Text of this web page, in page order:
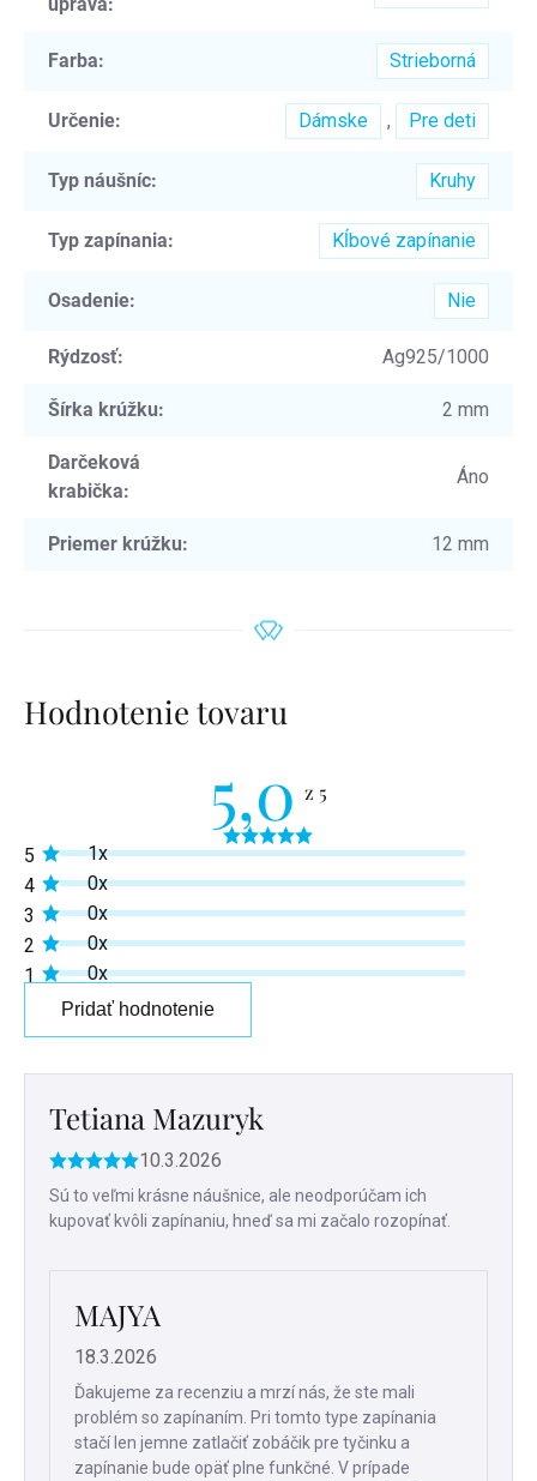
úprava:
Farba: Strieborná
Určenie: Dámske , Pre deti
Typ náušníc: Kruhy
Typ zapínania: Kĺbové zapínanie
Osadenie: Nie
Rýdzosť: Ag925/1000
Šírka krúžku: 2 mm
Darčeková
krabička:
Áno
Priemer krúžku: 12 mm
Hodnotenie tovaru
5,0
Priemerné
hodnotenie
produktu
5,0
z
hviezdičiek.
5
1x
4
0x
3
0x
2
0x
1
0x
Pridať hodnotenie
Tetiana Mazuryk
Hodnotenie
produktu
je
hviezdičiek.
10.3.2026
Sú to veľmi krásne náušnice, ale neodporúčam ich
kupovať kvôli zapínaniu, hneď sa mi začalo rozopínať.
MAJYA
18.3.2026
Ďakujeme za recenziu a mrzí nás, že ste mali
problém so zapínaním. Pri tomto type zapínania
stačí len jemne zatlačiť zobáčik pre tyčinku a
zapínanie bude opäť plne funkčné. V prípade